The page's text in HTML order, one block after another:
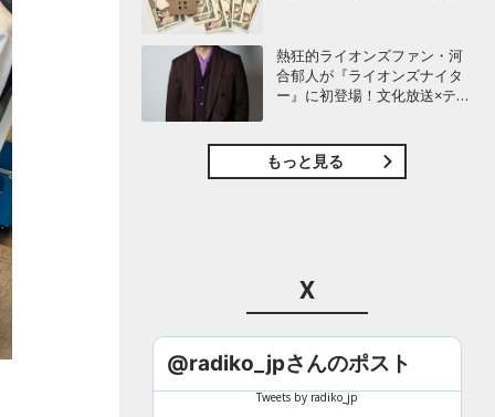
熱狂的ライオンズファン・河
合郁人が『ライオンズナイタ
ー』に初登場！文化放送×テレ
もっと見る
X
@radiko_jpさんのポスト
Tweets by radiko_jp